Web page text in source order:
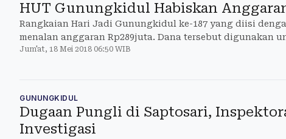
HUT Gunungkidul Habiskan
Rangkaian Hari Jadi Gunungkidul ke-187 yang diisi
menalan anggaran Rp289juta. Dana tersebut digunakan
menyambut HUT yang jatuh pada Minggu (27/5/2018).
Jum'at, 18 Mei 2018 06:50 WIB
GUNUNGKIDUL
Dugaan Pungli di Saptosari,
Investigasi